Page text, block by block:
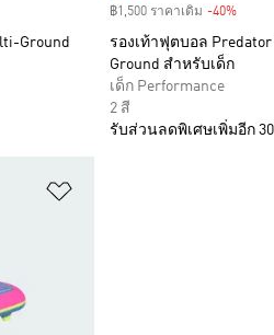
Ground
฿1,500 ราคาเดิม -40%
รองเท้าฟุตบอล
Ground สำหรับเด็ก
เด็ก Performance
2 สี
รับส่วนลดพิเศษเพิ่มอีก